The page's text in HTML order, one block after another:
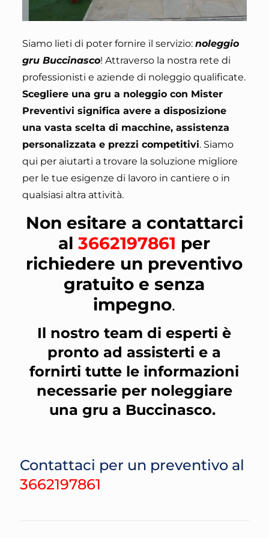
Siamo lieti di poter fornire il servizio: noleggio
gru Buccinasco! Attraverso la nostra rete di
professionisti e aziende di noleggio qualificate.
Scegliere una gru a noleggio con Mister
Preventivi significa avere a disposizione
una vasta scelta di macchine, assistenza
personalizzata e prezzi competitivi. Siamo
qui per aiutarti a trovare la soluzione migliore
per le tue esigenze di lavoro in cantiere o in
qualsiasi altra attività.
Non esitare a contattarci
al3662197861 per
richiedere un preventivo
gratuito e senza
impegno.
Il nostro team di esperti è
pronto ad assisterti e a
fornirti tutte le informazioni
necessarie per noleggiare
una gru a Buccinasco.
Contattaci per un preventivo al
3662197861